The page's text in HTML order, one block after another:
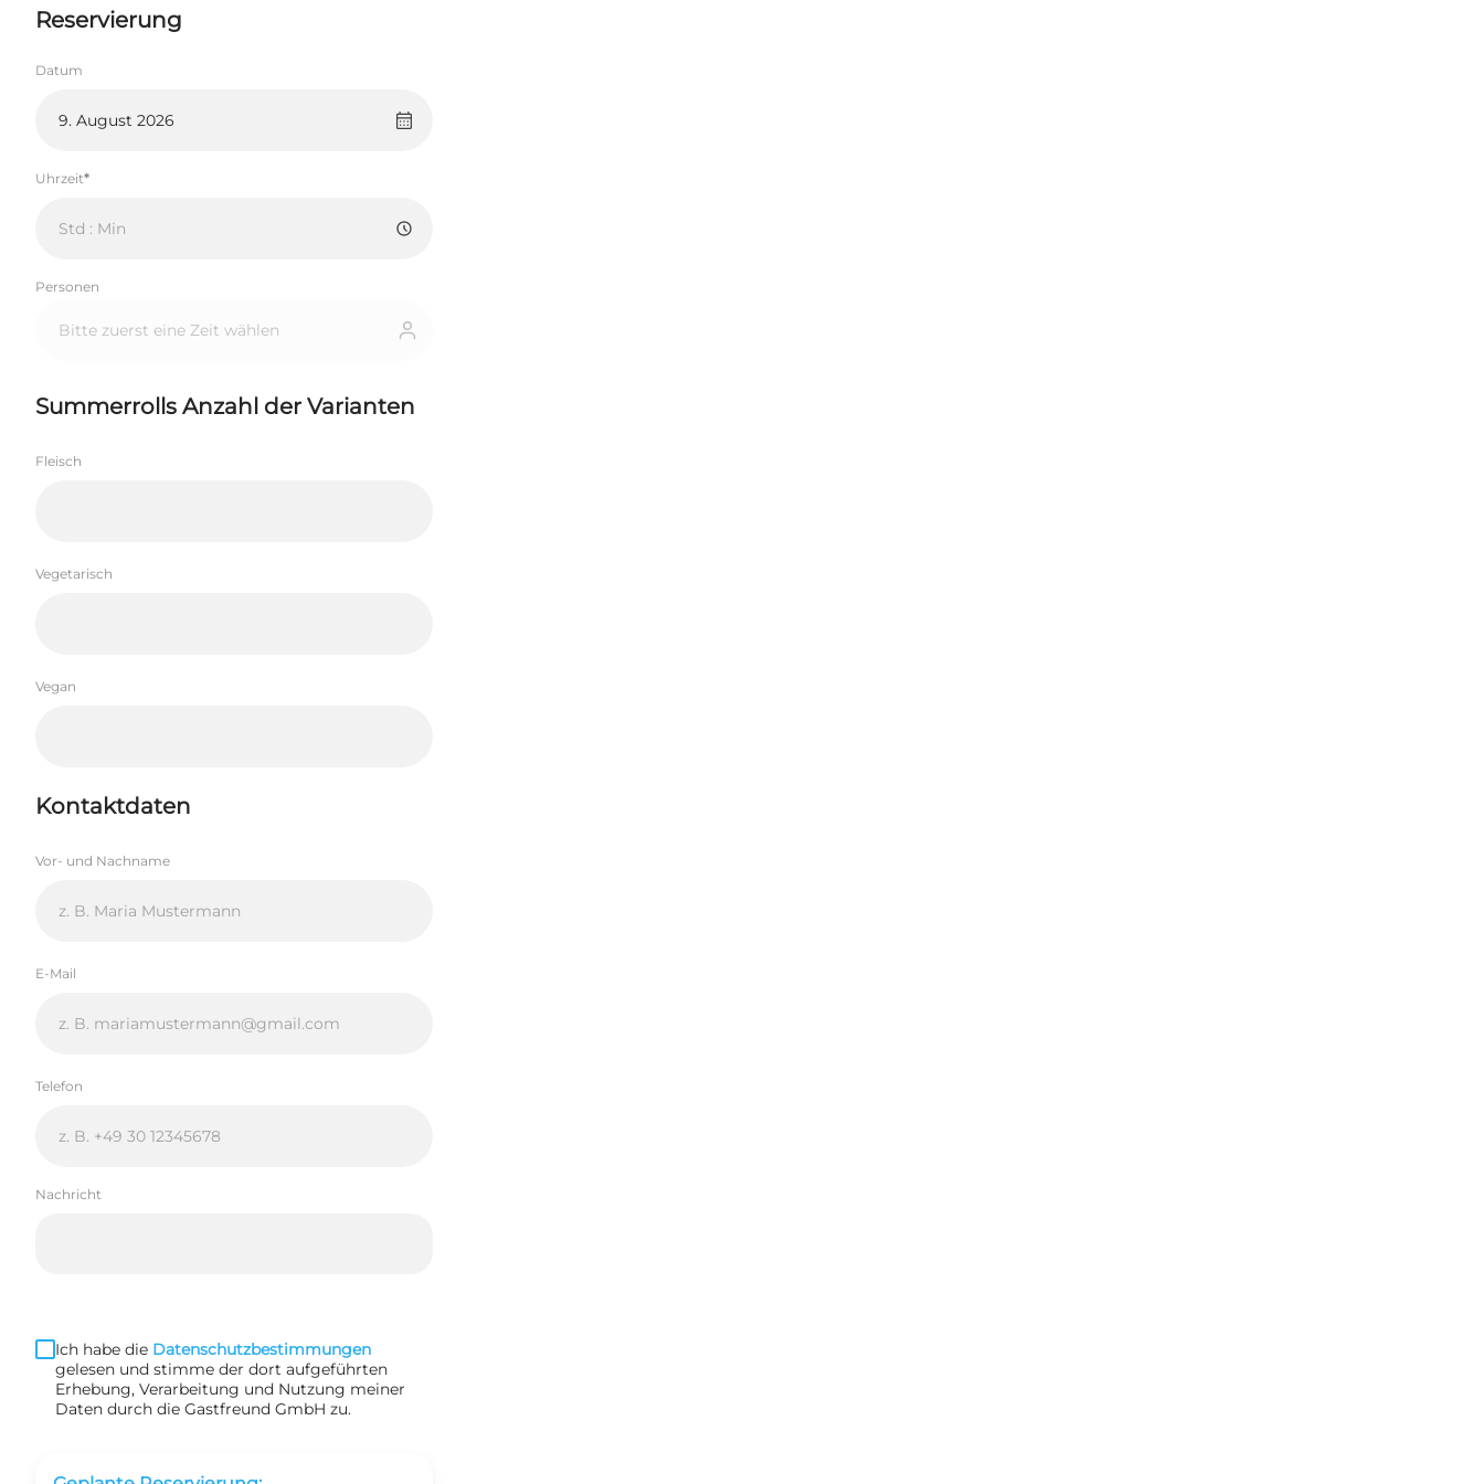
Reservierung
Datum
Uhrzeit
Personen
Summerrolls Anzahl der Varianten
Fleisch
Vegetarisch
Vegan
Kontaktdaten
Vor- und Nachname
E-Mail
Telefon
Nachricht
Ich habe die Datenschutzbestimmungen
gelesen und stimme der dort aufgeführten
Erhebung, Verarbeitung und Nutzung meiner
Daten durch die Gastfreund GmbH zu.